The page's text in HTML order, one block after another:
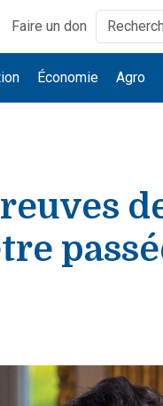
Faire un don
Économie Agro